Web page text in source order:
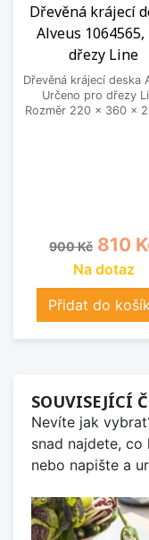
Dřevěná krájecí
Alveus
dřezy Line
Dřevěná krájecí deska
Určeno pro dřezy
Rozměr 220 x 360 x
Běžná cena
900 Kč Cena
810
Na dotaz
Přidat do
SOUVISEJÍCÍ
Nevíte jak
snad najdete, co
nebo napište a